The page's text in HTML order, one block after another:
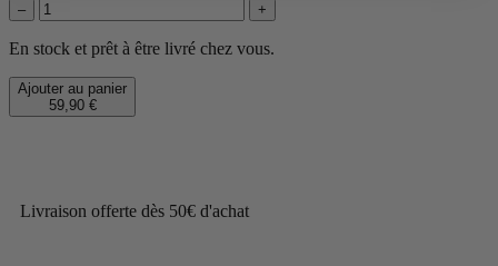
– +
En stock et prêt à être livré chez vous.
Ajouter au panier
59,90 €
Livraison offerte dès 50€ d'achat